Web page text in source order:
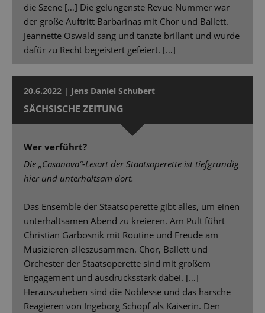
die Szene […] Die gelungenste Revue-Nummer war
der große Auftritt Barbarinas mit Chor und Ballett.
Jeannette Oswald sang und tanzte brillant und wurde
dafür zu Recht begeistert gefeiert. […]
20.6.2022 | Jens Daniel Schubert
SÄCHSISCHE ZEITUNG
Wer verführt?
Die „Casanova“-Lesart der Staatsoperette ist tiefgründig
hier und unterhaltsam dort.
Das Ensemble der Staatsoperette gibt alles, um einen
unterhaltsamen Abend zu kreieren. Am Pult führt
Christian Garbosnik mit Routine und Freude am
Musizieren alleszusammen. Chor, Ballett und
Orchester der Staatsoperette sind mit großem
Engagement und ausdrucksstark dabei. […]
Herauszuheben sind die Noblesse und das harsche
Reagieren von Ingeborg Schöpf als Kaiserin. Den